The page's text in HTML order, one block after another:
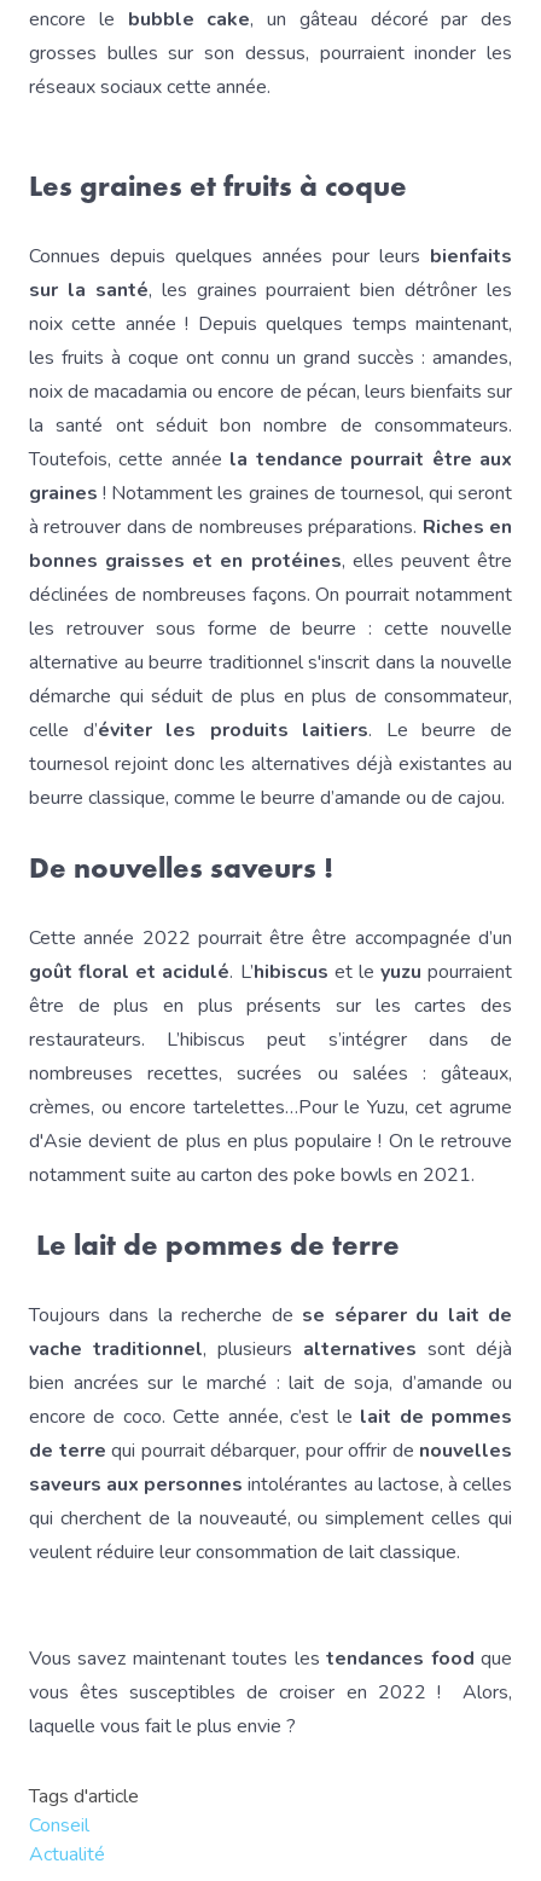
encore le bubble cake, un gâteau décoré par des
grosses bulles sur son dessus, pourraient inonder les
réseaux sociaux cette année.
Les graines et fruits à coque
Connues depuis quelques années pour leurs bienfaits
sur la santé, les graines pourraient bien détrôner les
noix cette année ! Depuis quelques temps maintenant,
les fruits à coque ont connu un grand succès : amandes,
noix de macadamia ou encore de pécan, leurs bienfaits sur
la santé ont séduit bon nombre de consommateurs.
Toutefois, cette année la tendance pourrait être aux
graines ! Notamment les graines de tournesol, qui seront
à retrouver dans de nombreuses préparations. Riches en
bonnes graisses et en protéines, elles peuvent être
déclinées de nombreuses façons. On pourrait notamment
les retrouver sous forme de beurre : cette nouvelle
alternative au beurre traditionnel s'inscrit dans la nouvelle
démarche qui séduit de plus en plus de consommateur,
celle d’éviter les produits laitiers. Le beurre de
tournesol rejoint donc les alternatives déjà existantes au
beurre classique, comme le beurre d’amande ou de cajou.
De nouvelles saveurs !
Cette année 2022 pourrait être être accompagnée d’un
goût floral et acidulé. L’hibiscus et le yuzu pourraient
être de plus en plus présents sur les cartes des
restaurateurs. L’hibiscus peut s’intégrer dans de
nombreuses recettes, sucrées ou salées : gâteaux,
crèmes, ou encore tartelettes…Pour le Yuzu, cet agrume
d'Asie devient de plus en plus populaire ! On le retrouve
notamment suite au carton des poke bowls en 2021.
Le lait de pommes de terre
Toujours dans la recherche de se séparer du lait de
vache traditionnel, plusieurs alternatives sont déjà
bien ancrées sur le marché : lait de soja, d’amande ou
encore de coco. Cette année, c’est le lait de pommes
de terre qui pourrait débarquer, pour offrir de nouvelles
saveurs aux personnesintolérantes au lactose, à celles
qui cherchent de la nouveauté, ou simplement celles qui
veulent réduire leur consommation de lait classique.
Vous savez maintenant toutes les tendances food que
vous êtes susceptibles de croiser en 2022 ! Alors,
laquelle vous fait le plus envie ?
Tags d'article
Conseil
Actualité